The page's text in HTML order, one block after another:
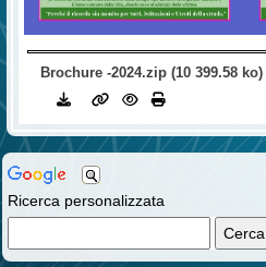
Ricerca personalizzata
Brochure -2024.zip (10 399.58